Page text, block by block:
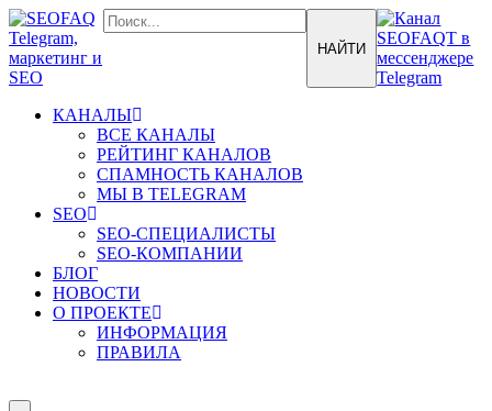
КАНАЛЫ
ВСЕ КАНАЛЫ
РЕЙТИНГ КАНАЛОВ
СПАМНОСТЬ КАНАЛОВ
МЫ В TELEGRAM
SEO
SEO-СПЕЦИАЛИСТЫ
SEO-КОМПАНИИ
БЛОГ
НОВОСТИ
О ПРОЕКТЕ
ИНФОРМАЦИЯ
ПРАВИЛА